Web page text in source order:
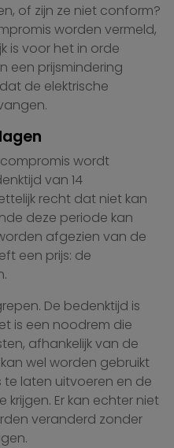
of zijn ze niet conform?
worden vermeld,
is voor het in orde
een prijsmindering
de elektrische
wordt
van 14
recht dat niet kan
deze periode kan
afgezien van de
een prijs: de
De bedenktijd is
is een noodrem die
afhankelijk van de
wel worden gebruikt
te laten uitvoeren en de
Er kan echter niet
veranderd zonder